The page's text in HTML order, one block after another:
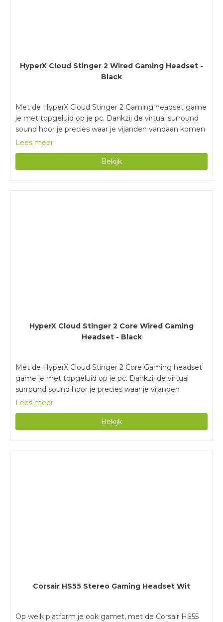
HyperX Cloud Stinger 2 Wired Gaming Headset -
Black
Met de HyperX Cloud Stinger 2 Gaming headset game
je met topgeluid op je pc. Dankzij de virtual surround
sound hoor je precies waar je vijanden vandaan komen
in een potje Fortnite of Call of Duty. Game urenlang
foam oorkussens. Jouw vrienden verstaan je ook altijd
goed, de microfoon van de Cloud Stinger 2 heeft
Lees meer
Bekijk
HyperX Cloud Stinger 2 Core Wired Gaming
Headset - Black
Met de HyperX Cloud Stinger 2 Core Gaming headset
game je met topgeluid op je pc. Dankzij de virtual
surround sound hoor je precies waar je vijanden
vandaan komen in een potje Fortnite of Call of Duty.
dankzij de memory foam oorkussens. Heb je even niks
te vertellen? Dan klap je de microfoon omhoog om
Lees meer
Bekijk
Corsair HS55 Stereo Gaming Headset Wit
Op welk platform je ook gamet, met de Corsair HS55